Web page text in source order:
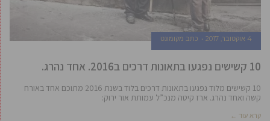
4 אוקטובר, 2017 כתב מקומונט
10 קשישים נפגעו בתאונות דרכים ב2016. אחד נהרג.
10 קשישים מלוד נפגעו בתאונות דרכים בלוד בשנת 2016 מתוכם אחד באורח
קשה ואחד נהרג. ארז קיטה מנכ”ל עמותת אור ירוק:
קרא עוד ←